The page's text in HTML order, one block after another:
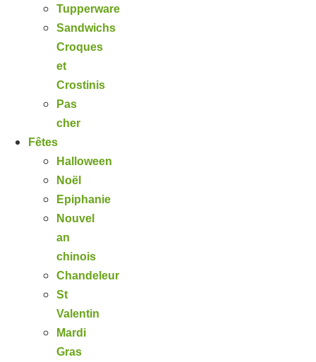
Tupperware
Sandwichs
Croques
et
Crostinis
Pas
cher
Fêtes
Halloween
Noël
Epiphanie
Nouvel
an
chinois
Chandeleur
St
Valentin
Mardi
Gras